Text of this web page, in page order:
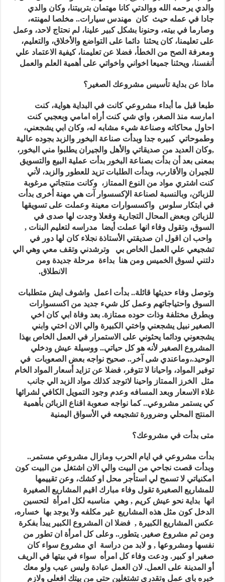
والدي يرحمه الله ووالدتي كانا مهتمان بتربيتنا، وكان والدي
جادا في عمله حيث كان مهندس سيارات.. مخلصا لمهنته،
وصارما في بيته، وحنونا بشكل كبير علينا، لم نحتاج لاحد، وعمل
على تعليمنا، كان يحثنا دائما على التواضع والأخلاق، والتعليم،
ومعرفة الصح من الخطأ، فضلا عن تعليمنا، كيفية الاعتماد علي
أنفسنا، ويحثنا جميعا اخواني واخواتي على أهمية العلم والعمل
ماذا عن بداية تأسيس مشروعك الصغير؟
طبعا قبل ما أبداء مشروعي كانت في البداية هواية، كنت
امارسه منذ الصغر، واي شي كنت أراه امامي وبعجبي كنت
احاول محاكاته وصناعة شيء مشابه له، وكان ابي يشجعني،
وطموحاتي كبيره جدا وبدأت صناعة البخور والزبد بجوده عالية
,وكان العديد من صديقاتي والأهل والجيران يطلبوا مني البخور،
بمعنى بعد أن بدأت بصناعة البخور بدأت عملية البيع والتسويق
للجيران والأقارب، وبدأت الطلبات تزيد للعطور والزبد، لأني
كنت اشتري مواد من النوع الممتاز، وكانت منتجاتي مرغوبة
للزبائن، وبالنسبة لصناعة الإكسسوار آت هي مهنة أخرى بدأت
في ابتكار سلوس واكسسوارات معينة وعملت على تسويقها
للزبائن وبعض المحال التجارية وفعلا وجدت لها صدى في
السوق، وتقول وفاء انها عملت أيضا مدراسه لتعليم البنات ,
واحب ان اقول ان صديقتي الأستاذة نجلاء كان لها دور في
تشجيعي علي العمل الخاص بي وترشدني وتقف معي وهي الي
دلتني لسوق الخميس ومن هنا بداءة مرحلة جديدة ومن
الانطلاق.
وتوصل وفاء حديثها قائلة.. بدأت اعمل واشوف ايش متطلبات
السوق واحتياجاتهم وعمل كل شيء جديد من اكسسوارات
وبطرق مختلفة وذات حوده ممتازة. بعد وفاة ابي كان اخي
الصغير نبيل يشجعني واختي الكبيرة والي الان اختي وابني
يشجعوني ودائما يحثوني على الاستمرار في العمل الخاص بهذا
المشروع الصغير لأنه هو كل حياتي.. ووسيلة عيش ودخلي
الوحيد.،وماعندي شى آخر.. صحيح نواجه بعض الصعوبات في
توفير المواد، واحيانا لا تتوفر، فضلا عن تزايد أسعار المواد الخام
مثل الخرز الممتاز واحينا لاتوجد كذلك مواد الزبد الي جانب
غلاء الاسعار وبعد المسافه وعدم وجود التمويل الكافي لشرائها
كي يستمر مشروعي.. كما نواجه صعوبة اقناع الزبائن بأهمية
المنتج المحلي وضرورة تشجيعه في الأسواق اليمنية
متى بدأت في مشروعك؟
بدأت مشروعي في ايام الحرب ومازال مشروعي مستمر..
وبدأت قصت نجاحي من البيت والي الان اشتغل من البيت كون
امكنياتي لا تسمح لي استأجر محل او كشك، وعن تقييمها
للمشاريع الصغيرة تقول وفاء مبارك اقيم المشاريع الصغيرة
انها بداية نحو عيش كريم , وهي مناسبه لكل امرأة لتحسين
الدخل كون مثل هذه المشاريع غير مكلفه ولا يوجد بها خساره،
عكس المشاريع الكبيرة , فضلا ان المشروع الكبير يبدأ بفكرة
ومن ثم مشروع صغير. يتطور.. وعلى كل امرأة ان تطور من
نفسها ومشروعها , و لابد من دراسة اي مشروع سواء كان
صغير او كبير. ودعت وفاء كل امرأه سواء في بيتها في الريف
أو المدينة على العمل. لان العمل عبادة وليس عيب ولو معك
خبره باي عمل وتقدري تشتغلين حتي من بيتك افعلي ولازم